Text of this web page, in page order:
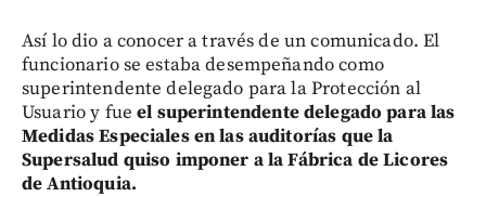
Así lo dio a conocer a través de un comunicado. El
funcionario se estaba desempeñando como
superintendente delegado para la Protección al
Usuario y fueel superintendente delegado para las
Medidas Especiales en las auditorías que la
Supersalud quiso imponer a la Fábrica de Licores
de Antioquia.